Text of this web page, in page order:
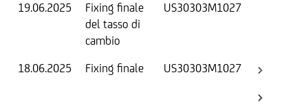
19.06.2025
Fixing finale
del tasso di
cambio
US30303M1027
18.06.2025 Fixing finale US30303M1027